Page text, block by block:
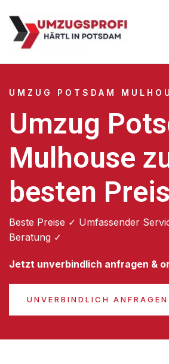
UMZUG POTSDAM
Umzug
Mulhouse
besten Preis
Beste Preise ✓ Umfassender
Beratung ✓
Jetzt unverbindlich anfragen &
UNVERBINDLICH ANFRAGEN